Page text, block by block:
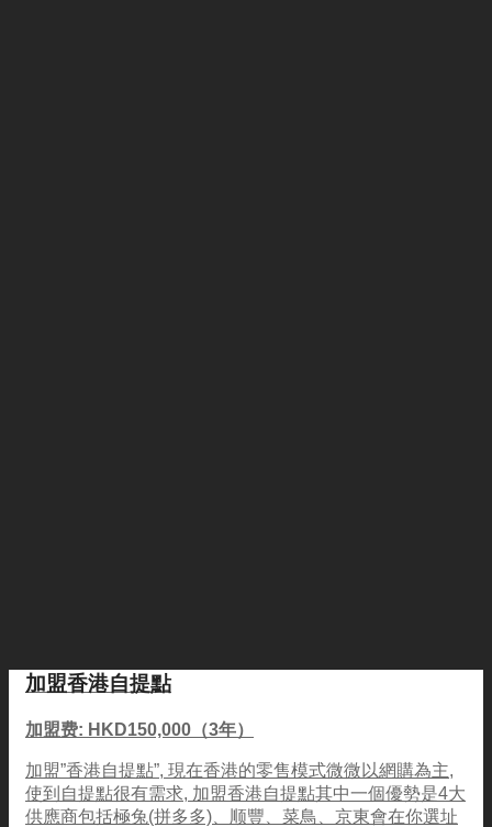
加盟香港自提點
加盟费: HKD150,000（3年）
加盟”香港自提點”, 現在香港的零售模式微微以網購為主,
使到自提點很有需求, 加盟香港自提點其中一個優勢是4大
供應商包括極兔(拼多多)、顺豐、菜鳥、京東會在你選址